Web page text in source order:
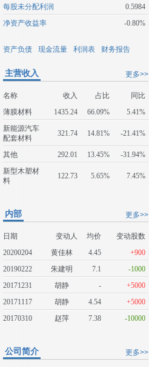
每股未分配利润
0.5984
净资产收益率
-0.80%
资产负债 现金流量 利润表 财务报告
更多>>
主营收入
名称 收入 占比
同比
薄膜材料
1435.24 66.09%
5.41%
新能源汽车
配套材料
321.74 14.81% -21.41%
其他 292.01 13.45%
-31.94%
新型木塑材
料
122.73 5.65% 7.45%
更多>>
内部
日期 变动人 均价
变动股数
20200204
黄佳林 4.45
+900
20190222
朱建明 7.1
-1000
20171231
胡静 -
+5000
20171117
胡静 4.54
+5000
20170310
赵萍 7.38 -10000
更多>>
公司简介